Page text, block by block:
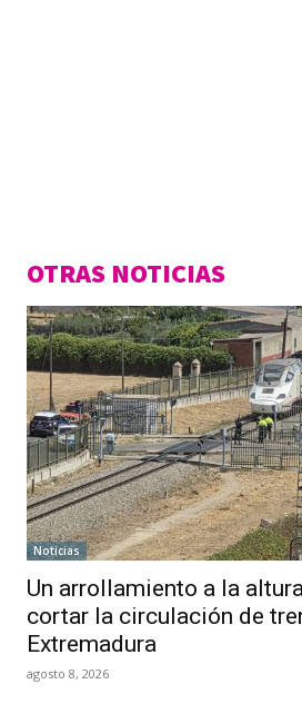
OTRAS NOTICIAS
Noticias
Un arrollamiento a la
cortar la circulación de
Extremadura
agosto 8, 2026